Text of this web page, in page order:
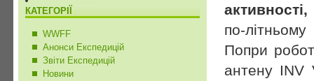
КАТЕГОРІЇ
WWFF
Анонси Експедицій
Звіти Експедицій
Новини
по-
Попри
антену INV